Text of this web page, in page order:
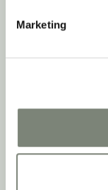
Marketing
Zitsta bureaus
Akoestische
Kantoorkasten